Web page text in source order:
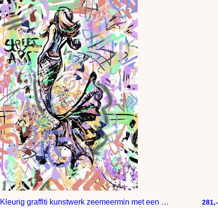
Kleurig graffiti kunstwerk zeemeermin met een sierlijke staart 281,-